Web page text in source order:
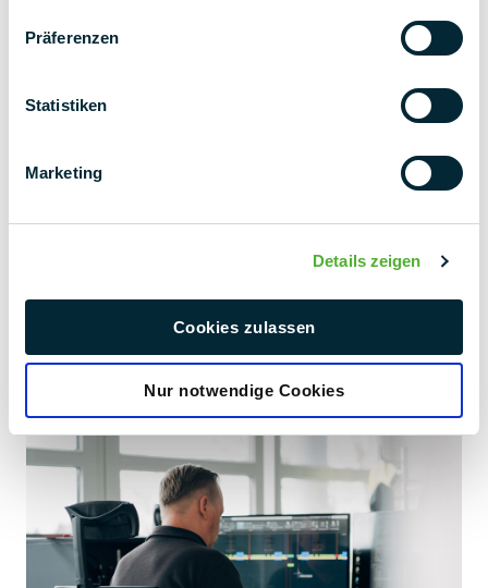
Präferenzen
Statistiken
Marketing
Details zeigen
Cookies zulassen
Nur notwendige Cookies
3Concretizzazione
Vi presentiamo il nostro concetto iniziale e lo personalizziamo